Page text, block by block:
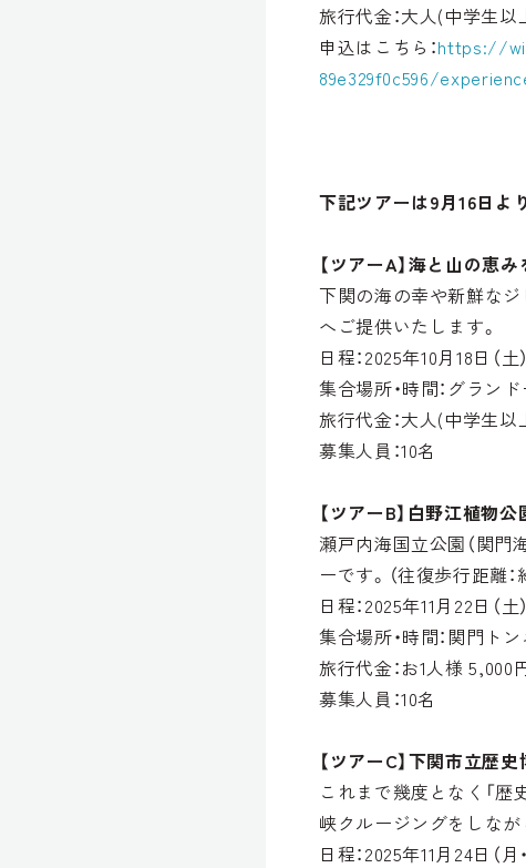
旅行代金：大人(中学生
申込はこちら：https://
89e329f0c596/
下記ツアーは9月16日よ
【ツアーA】海と山の恵
下関の海の幸や新鮮な
へご提供いたします。
日程：2025年10月18日
集合場所・時間：グラン
旅行代金：大人(中学生
募集人員：10名
【ツアーB】白野江植物
瀬戸内海国立公園（関
ーです。（往復歩行距離：
日程：2025年11月22日（
集合場所・時間：関門ト
旅行代金：お1人様 5,000
募集人員：10名
【ツアーC】下関市立歴
これまで幾度となく「
峡クルージングをしな
日程：2025年11月24日（